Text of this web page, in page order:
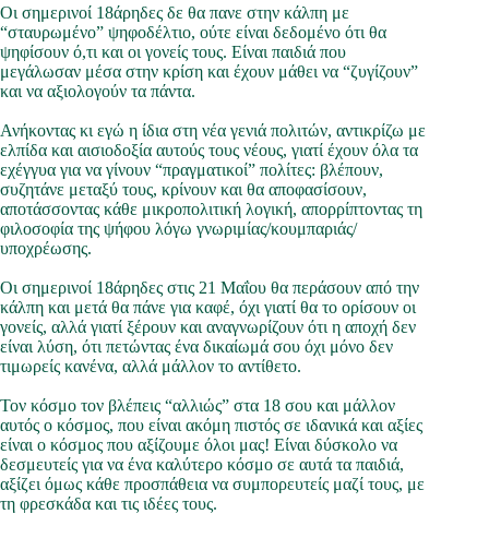
Οι σημερινοί 18άρηδες δε θα πανε στην κάλπη με
“σταυρωμένο” ψηφοδέλτιο, ούτε είναι δεδομένο ότι θα
ψηφίσουν ό,τι και οι γονείς τους. Είναι παιδιά που
μεγάλωσαν μέσα στην κρίση και έχουν μάθει να “ζυγίζουν”
και να αξιολογούν τα πάντα.
Ανήκοντας κι εγώ η ίδια στη νέα γενιά πολιτών, αντικρίζω με
ελπίδα και αισιοδοξία αυτούς τους νέους, γιατί έχουν όλα τα
εχέγγυα για να γίνουν “πραγματικοί” πολίτες: βλέπουν,
συζητάνε μεταξύ τους, κρίνουν και θα αποφασίσουν,
αποτάσσοντας κάθε μικροπολιτική λογική, απορρίπτοντας τη
φιλοσοφία της ψήφου λόγω γνωριμίας/κουμπαριάς/
υποχρέωσης.
Οι σημερινοί 18άρηδες στις 21 Μαΐου θα περάσουν από την
κάλπη και μετά θα πάνε για καφέ, όχι γιατί θα το ορίσουν οι
γονείς, αλλά γιατί ξέρουν και αναγνωρίζουν ότι η αποχή δεν
είναι λύση, ότι πετώντας ένα δικαίωμά σου όχι μόνο δεν
τιμωρείς κανένα, αλλά μάλλον το αντίθετο.
Τον κόσμο τον βλέπεις “αλλιώς” στα 18 σου και μάλλον
αυτός ο κόσμος, που είναι ακόμη πιστός σε ιδανικά και αξίες
είναι ο κόσμος που αξίζουμε όλοι μας! Είναι δύσκολο να
δεσμευτείς για να ένα καλύτερο κόσμο σε αυτά τα παιδιά,
αξίζει όμως κάθε προσπάθεια να συμπορευτείς μαζί τους, με
τη φρεσκάδα και τις ιδέες τους.